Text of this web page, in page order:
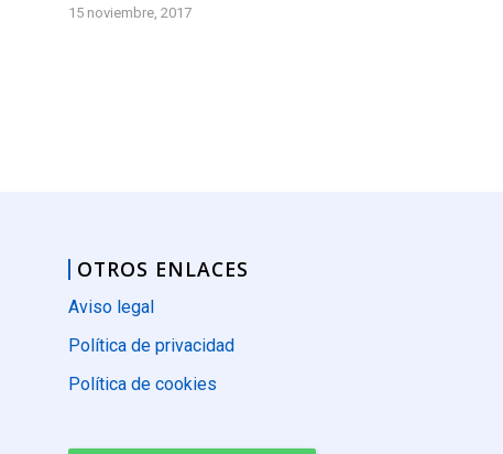
15 noviembre, 2017
OTROS ENLACES
Aviso legal
Política de privacidad
Política de cookies